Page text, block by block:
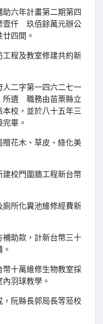
六年計畫第二期第四
壹仟 玖佰餘萬元辦公
四間。
程及教室修建共約新
二字第一四六二七一
所遺 職務由苗栗縣立
校，並於八十五年三
畢。
花木、草皮、綠化美
校門圍牆工程新台幣
所化糞池維修經費新
助款，計新台幣三十
十萬維修生物教室採
羽球教學。
阮縣長郭局長等蒞校